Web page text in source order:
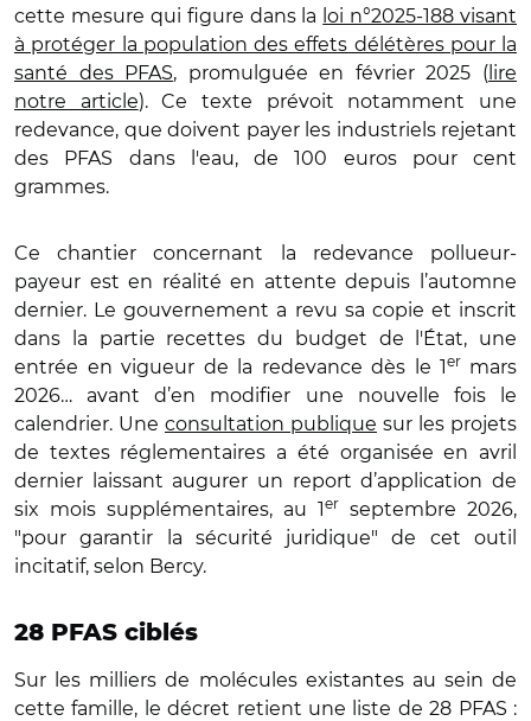
cette mesure qui figure dans la loi n°2025-188 visant
à protéger la population des effets délétères pour la
santé des PFAS, promulguée en février 2025 ( lire
notre article). Ce texte prévoit notamment une
redevance, que doivent payer les industriels rejetant
des PFAS dans l'eau, de 100 euros pour cent
grammes.
Ce chantier concernant la redevance pollueur-
payeur est en réalité en attente depuis l’automne
dernier. Le gouvernement a revu sa copie et inscrit
dans la partie recettes du budget de l'État, une
entrée en vigueur de la redevance dès le 1er mars
2026… avant d’en modifier une nouvelle fois le
calendrier. Une consultation publique sur les projets
de textes réglementaires a été organisée en avril
dernier laissant augurer un report d’application de
six mois supplémentaires, au 1er septembre 2026,
"pour garantir la sécurité juridique" de cet outil
incitatif, selon Bercy.
28 PFAS ciblés
Sur les milliers de molécules existantes au sein de
cette famille, le décret retient une liste de 28 PFAS :